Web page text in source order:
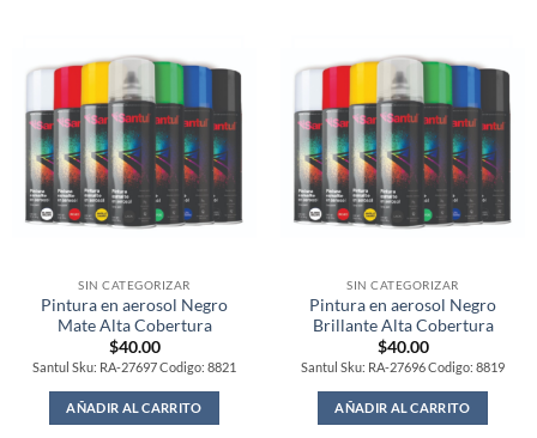
SIN CATEGORIZAR
Pintura en aerosol Negro
Mate Alta Cobertura
$40.00
Santul Sku: RA-27697 Codigo: 8821
AÑADIR AL CARRITO
SIN CATEGORIZAR
Pintura en aerosol Negro
Brillante Alta Cobertura
$40.00
Santul Sku: RA-27696 Codigo: 8819
AÑADIR AL CARRITO